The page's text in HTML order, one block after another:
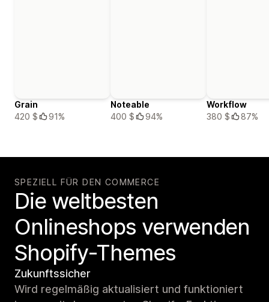
Grain
420 $
91%
Noteable
400 $
94%
Workflow
380 $
87%
SPEZIELL FÜR DEN COMMERCE
Die weltbesten
Onlineshops verwenden
Shopify-Themes
Zukunftssicher
Wird regelmäßig aktualisiert und funktioniert